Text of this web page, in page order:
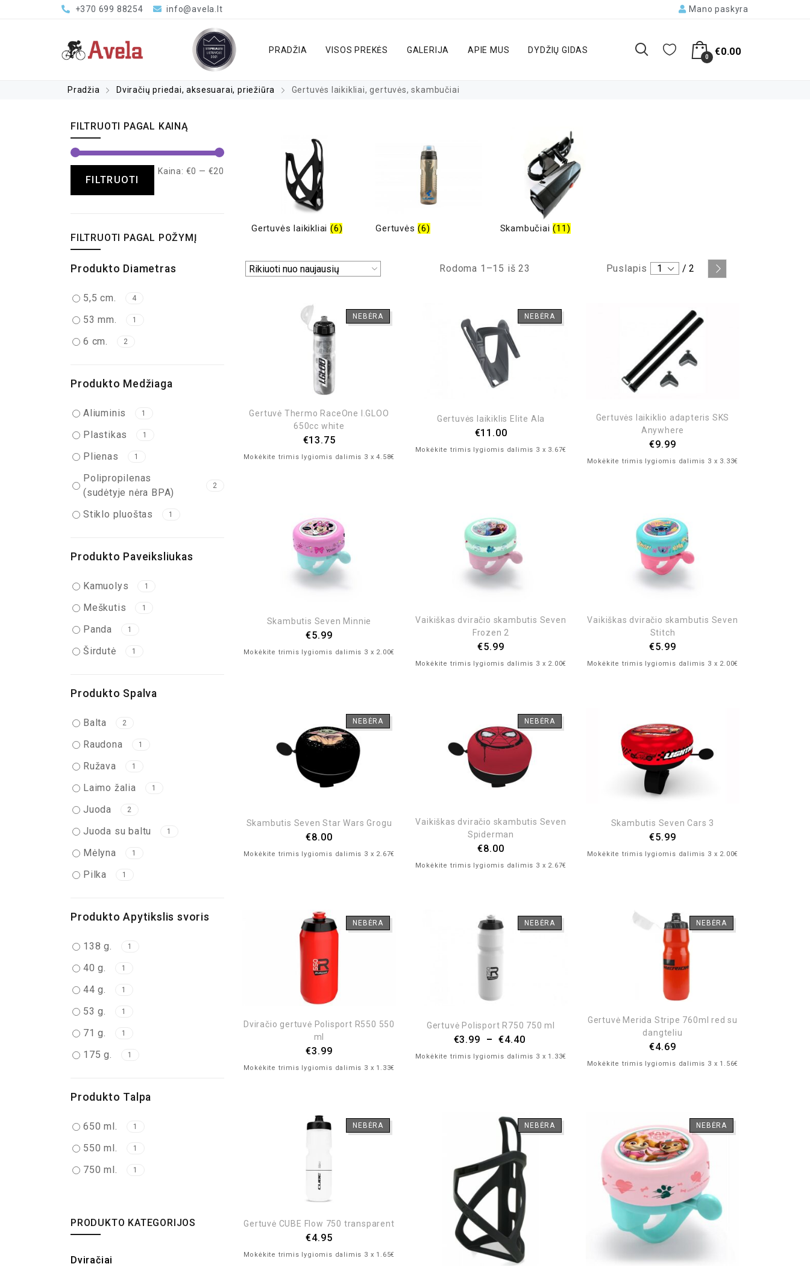
+370 699 88254 info@avela.lt Mano paskyra
PRADŽIA VISOS PREKĖS GALERIJA APIE MUS DYDŽIŲ GIDAS
0 €0.00
Pradžia Dviračių priedai, aksesuarai, priežiūra Gertuvės laikikliai, gertuvės, skambučiai
FILTRUOTI PAGAL KAINĄ
FILTRUOTI
Kaina: €0 — €20
FILTRUOTI PAGAL POŽYMĮ
Produkto Diametras
5,5 cm. 4
53 mm. 1
6 cm. 2
Produkto Medžiaga
Aliuminis 1
Plastikas 1
Plienas 1
Polipropilenas
(sudėtyje nėra BPA)
2
Stiklo pluoštas 1
Produkto Paveiksliukas
Kamuolys 1
Meškutis 1
Panda 1
Širdutė 1
Produkto Spalva
Balta 2
Raudona 1
Ružava 1
Laimo žalia 1
Juoda 2
Juoda su baltu 1
Mėlyna 1
Pilka 1
Produkto Apytikslis svoris
138 g. 1
40 g. 1
44 g. 1
53 g. 1
71 g. 1
175 g. 1
Produkto Talpa
650 ml. 1
550 ml. 1
750 ml. 1
PRODUKTO KATEGORIJOS
Dviračiai
Gertuvės laikikliai (6) Gertuvės(6) Skambučiai(11)
Rodoma 1–15 iš 23 Puslapis 1 / 2
NEBĖRA
Gertuvė Thermo RaceOne I.GLOO
650cc white
€13.75
Mokėkite trimis lygiomis dalimis 3 x 4.58€
NEBĖRA
Gertuvės laikiklis Elite Ala
€11.00
Mokėkite trimis lygiomis dalimis 3 x 3.67€
Gertuvės laikiklio adapteris SKS
Anywhere
€9.99
Mokėkite trimis lygiomis dalimis 3 x 3.33€
Skambutis Seven Minnie
€5.99
Mokėkite trimis lygiomis dalimis 3 x 2.00€
Vaikiškas dviračio skambutis Seven
Frozen 2
€5.99
Mokėkite trimis lygiomis dalimis 3 x 2.00€
Vaikiškas dviračio skambutis Seven
Stitch
€5.99
Mokėkite trimis lygiomis dalimis 3 x 2.00€
NEBĖRA
Skambutis Seven Star Wars Grogu
€8.00
Mokėkite trimis lygiomis dalimis 3 x 2.67€
NEBĖRA
Vaikiškas dviračio skambutis Seven
Spiderman
€8.00
Mokėkite trimis lygiomis dalimis 3 x 2.67€
Skambutis Seven Cars 3
€5.99
Mokėkite trimis lygiomis dalimis 3 x 2.00€
NEBĖRA
Dviračio gertuvė Polisport R550 550
ml
€3.99
Mokėkite trimis lygiomis dalimis 3 x 1.33€
NEBĖRA
Gertuvė Polisport R750 750 ml
€3.99 – €4.40
Mokėkite trimis lygiomis dalimis 3 x 1.33€
NEBĖRA
Gertuvė Merida Stripe 760ml red su
dangteliu
€4.69
Mokėkite trimis lygiomis dalimis 3 x 1.56€
NEBĖRA
Gertuvė CUBE Flow 750 transparent
€4.95
Mokėkite trimis lygiomis dalimis 3 x 1.65€
NEBĖRA NEBĖRA